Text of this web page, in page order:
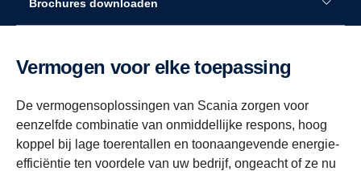
Brochures downloaden
Vermogen voor elke toepassing
De vermogensoplossingen van Scania zorgen voor
eenzelfde combinatie van onmiddellijke respons, hoog
koppel bij lage toerentallen en toonaangevende energie-
efficiëntie ten voordele van uw bedrijf, ongeacht of ze nu